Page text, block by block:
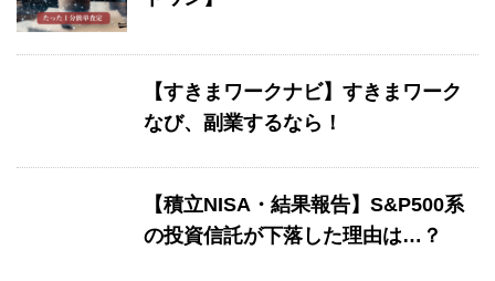
【すきまワークナビ】すきまワーク
なび、副業するなら！
【積立NISA・結果報告】S&P500系
の投資信託が下落した理由は…？